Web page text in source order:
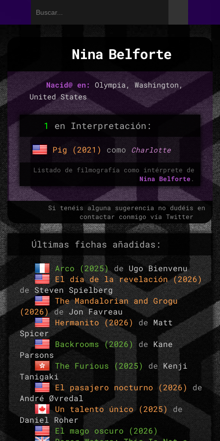
Nina Belforte
Nacid@ en: Olympia, Washington,
United States
1 en Interpretación:
Pig (2021) como Charlotte
Listado de filmografía como intérprete de
Nina Belforte.
Si tenéis alguna sugerencia no dudéis en
contactar conmigo vía Twitter
Últimas fichas añadidas:
Arco (2025) de Ugo Bienvenu
El día de la revelación (2026)
de Steven Spielberg
The Mandalorian and Grogu
(2026)de Jon Favreau
Hermanito (2026) de Matt
Spicer
Backrooms (2026) de Kane
Parsons
The Furious (2025) deKenji
Tanigaki
El pasajero nocturno (2026) de
André Øvredal
Un talento único (2025) de
Daniel Roher
El mago oscuro (2026)